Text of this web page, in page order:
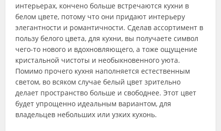
интерьерах, кончено больше встречаются кухни в
белом цвете, потому что они придают интерьеру
элегантности и романтичности. Сделав ассортимент в
пользу белого цвета, для кухни, вы получаете символ
чего-то нового и вдохновляющего, а тоже ощущение
кристальной чистоты и необыкновенного уюта.
Помимо прочего кухня наполняется естественным
светом, во всяком случае белый цвет зрительно
делает пространство больше и свободнее. Этот цвет
будет упрощенно идеальным вариантом, для
владельцев небольших или узких кухонь.